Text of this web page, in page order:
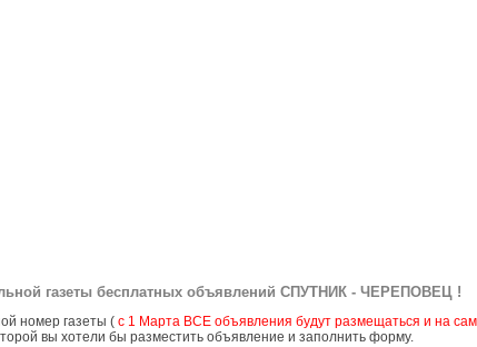
газеты бесплатных объявлений СПУТНИК - ЧЕРЕПОВЕЦ !
номер газеты ( с 1 Марта ВСЕ объявления будут размещаться и на
вы хотели бы разместить объявление и заполнить форму.